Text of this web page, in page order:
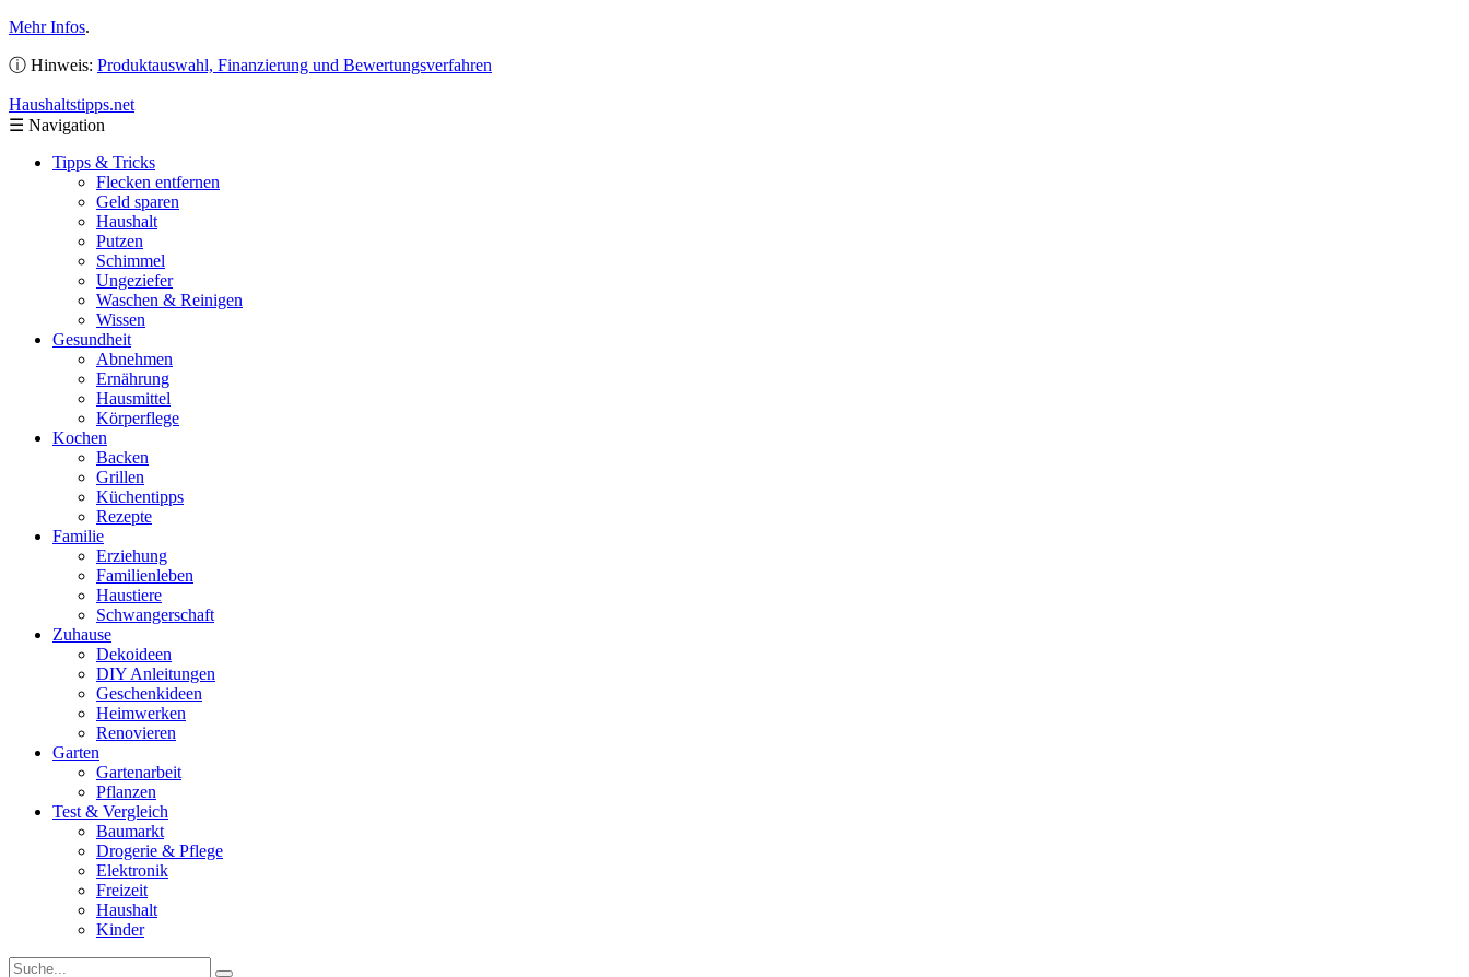
Mehr Infos.
ⓘ Hinweis: Produktauswahl, Finanzierung und Bewertungsverfahren
Haushaltstipps.net
☰ Navigation
Tipps & Tricks
Flecken entfernen
Geld sparen
Haushalt
Putzen
Schimmel
Ungeziefer
Waschen & Reinigen
Wissen
Gesundheit
Abnehmen
Ernährung
Hausmittel
Körperflege
Kochen
Backen
Grillen
Küchentipps
Rezepte
Familie
Erziehung
Familienleben
Haustiere
Schwangerschaft
Zuhause
Dekoideen
DIY Anleitungen
Geschenkideen
Heimwerken
Renovieren
Garten
Gartenarbeit
Pflanzen
Test & Vergleich
Baumarkt
Drogerie & Pflege
Elektronik
Freizeit
Haushalt
Kinder